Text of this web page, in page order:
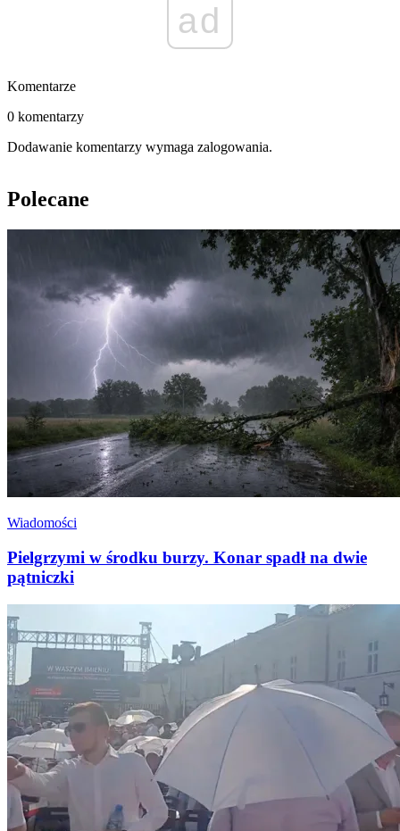
ad
Komentarze
0 komentarzy
Dodawanie komentarzy wymaga zalogowania.
Polecane
Wiadomości
Pielgrzymi w środku burzy. Konar spadł na dwie
pątniczki